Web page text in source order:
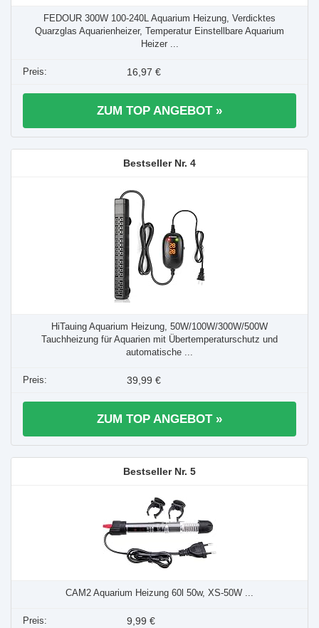
FEDOUR 300W 100-240L Aquarium Heizung, Verdicktes
Quarzglas Aquarienheizer, Temperatur Einstellbare Aquarium
Heizer ...
16,97 €
ZUM TOP ANGEBOT »
4
HiTauing Aquarium Heizung, 50W/100W/300W/500W
Tauchheizung für Aquarien mit Übertemperaturschutz und
automatische ...
39,99 €
ZUM TOP ANGEBOT »
5
CAM2 Aquarium Heizung 60l 50w, XS-50W ...
9,99 €